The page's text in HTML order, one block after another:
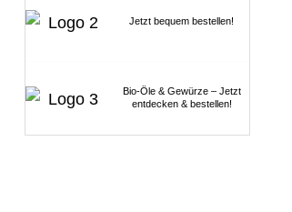
Jetzt bequem bestellen!
Bio-Öle & Gewürze – Jetzt
entdecken & bestellen!